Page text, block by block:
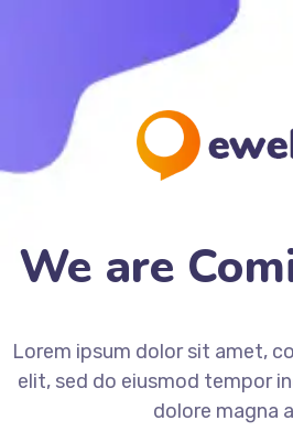
We are
Lorem ipsum dolor sit amet,
elit, sed do eiusmod tempor
dolore magna